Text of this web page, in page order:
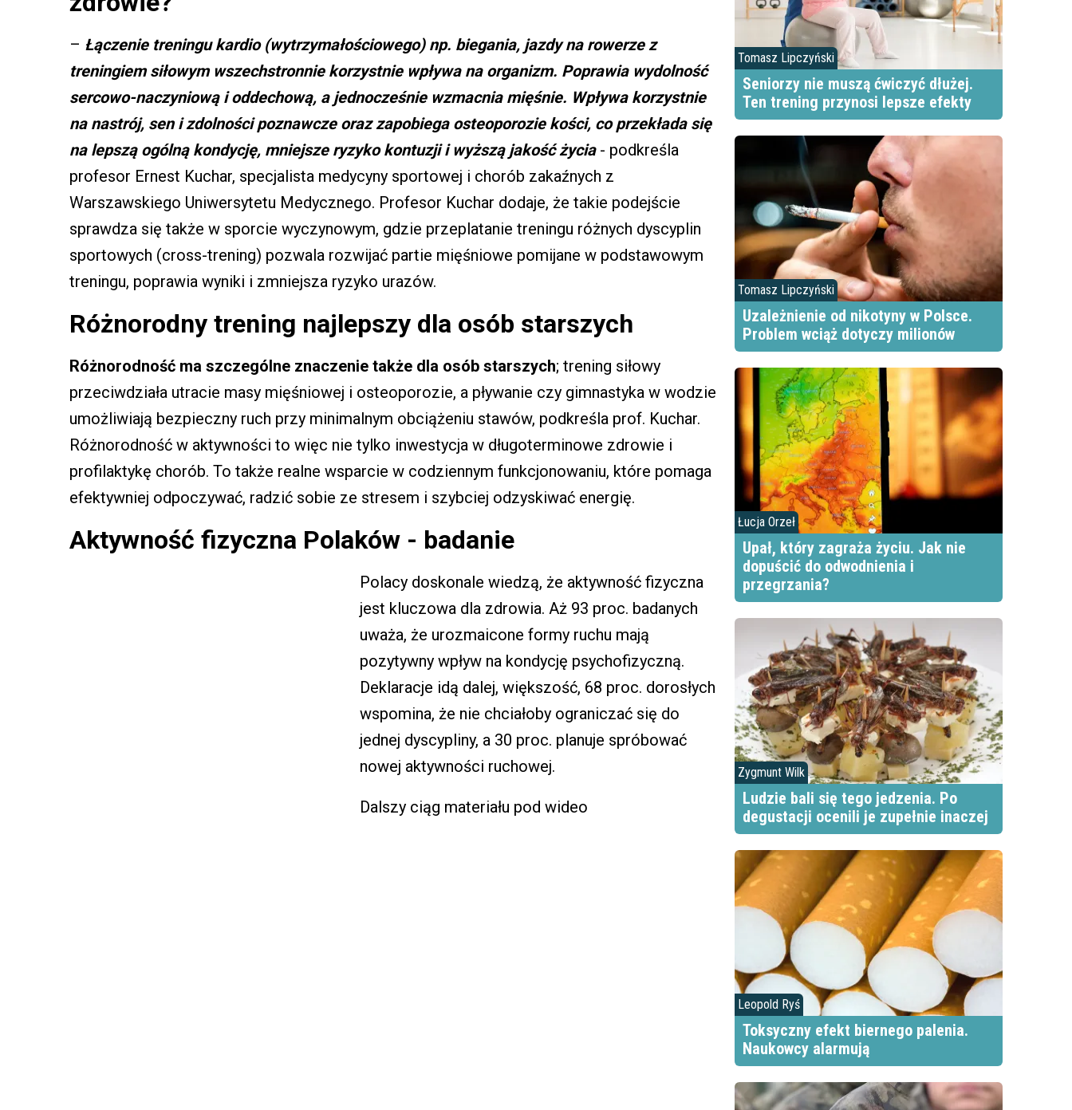
– Łączenie treningu kardio (wytrzymałościowego) np. biegania, jazdy na rowerze z
treningiem siłowym wszechstronnie korzystnie wpływa na organizm. Poprawia wydolność
sercowo-naczyniową i oddechową, a jednocześnie wzmacnia mięśnie. Wpływa korzystnie
na nastrój, sen i zdolności poznawcze oraz zapobiega osteoporozie kości, co przekłada się
na lepszą ogólną kondycję, mniejsze ryzyko kontuzji i wyższą jakość życia- podkreśla
profesor Ernest Kuchar, specjalista medycyny sportowej i chorób zakaźnych z
Warszawskiego Uniwersytetu Medycznego. Profesor Kuchar dodaje, że takie podejście
sprawdza się także w sporcie wyczynowym, gdzie przeplatanie treningu różnych dyscyplin
sportowych (cross-trening) pozwala rozwijać partie mięśniowe pomijane w podstawowym
treningu, poprawia wyniki i zmniejsza ryzyko urazów.
Różnorodny trening najlepszy dla osób starszych
Różnorodność ma szczególne znaczenie także dla osób starszych; trening siłowy
przeciwdziała utracie masy mięśniowej i osteoporozie, a pływanie czy gimnastyka w wodzie
umożliwiają bezpieczny ruch przy minimalnym obciążeniu stawów, podkreśla prof. Kuchar.
Różnorodność w aktywności to więc nie tylko inwestycja w długoterminowe zdrowie i
profilaktykę chorób. To także realne wsparcie w codziennym funkcjonowaniu, które pomaga
efektywniej odpoczywać, radzić sobie ze stresem i szybciej odzyskiwać energię.
Aktywność fizyczna Polaków - badanie
Polacy doskonale wiedzą, że aktywność fizyczna
jest kluczowa dla zdrowia. Aż 93 proc. badanych
uważa, że urozmaicone formy ruchu mają
pozytywny wpływ na kondycję psychofizyczną.
Deklaracje idą dalej, większość, 68 proc. dorosłych
wspomina, że nie chciałoby ograniczać się do
jednej dyscypliny, a 30 proc. planuje spróbować
nowej aktywności ruchowej.
Dalszy ciąg materiału pod wideo
Tomasz Lipczyński
Seniorzy nie muszą ćwiczyć dłużej.
Ten trening przynosi lepsze efekty
Tomasz Lipczyński
Uzależnienie od nikotyny w Polsce.
Problem wciąż dotyczy milionów
Łucja Orzeł
Upał, który zagraża życiu. Jak nie
dopuścić do odwodnienia i
przegrzania?
Zygmunt Wilk
Ludzie bali się tego jedzenia. Po
degustacji ocenili je zupełnie inaczej
Leopold Ryś
Toksyczny efekt biernego palenia.
Naukowcy alarmują